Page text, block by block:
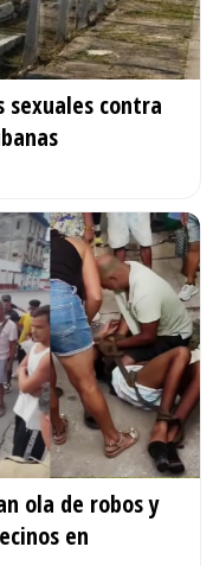
sexuales contra
ola de robos y
en